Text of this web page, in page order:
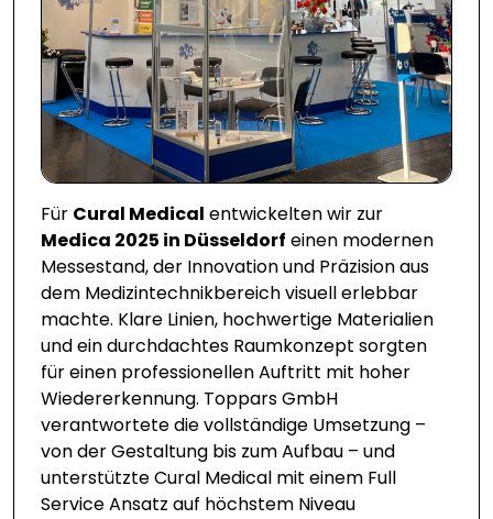
Für Cural Medical entwickelten wir zur
Medica 2025 in Düsseldorf einen modernen
Messestand, der Innovation und Präzision aus
dem Medizintechnikbereich visuell erlebbar
machte. Klare Linien, hochwertige Materialien
und ein durchdachtes Raumkonzept sorgten
für einen professionellen Auftritt mit hoher
Wiedererkennung. Toppars GmbH
verantwortete die vollständige Umsetzung –
von der Gestaltung bis zum Aufbau – und
unterstützte Cural Medical mit einem Full
Service Ansatz auf höchstem Niveau